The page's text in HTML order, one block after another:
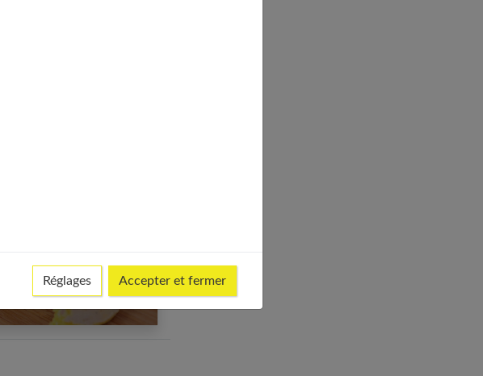
insoupçonnées
gras de canard
Réglages Accepter et fermer